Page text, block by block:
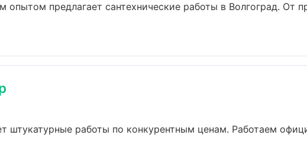
опытом предлагает сантехнические работы в Волгоград. От
штукатурные работы по конкурентным ценам. Работаем